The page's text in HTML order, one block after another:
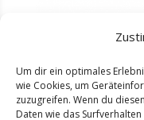
Um dir ein optimales
wie Cookies, um
zuzugreifen. Wenn du
Daten wie das